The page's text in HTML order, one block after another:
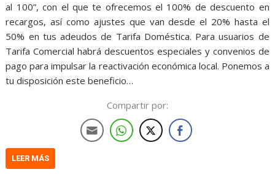
al 100”, con el que te ofrecemos el 100% de descuento en
recargos, así como ajustes que van desde el 20% hasta el
50% en tus adeudos de Tarifa Doméstica. Para usuarios de
Tarifa Comercial habrá descuentos especiales y convenios de
pago para impulsar la reactivación económica local. Ponemos a
tu disposición este beneficio…
Compartir por:
LEER MÁS